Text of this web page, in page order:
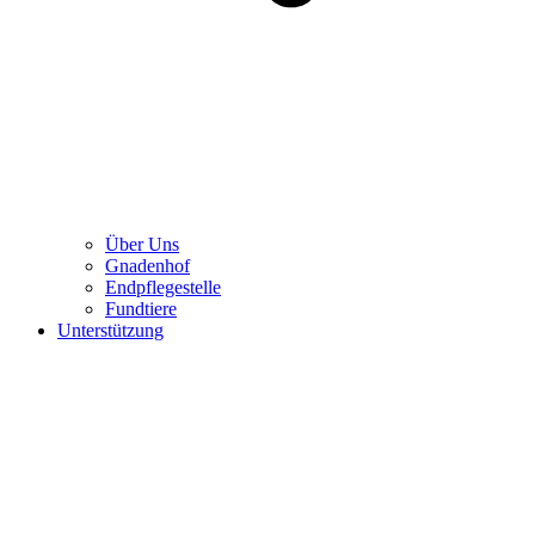
Über Uns
Gnadenhof
Endpflegestelle
Fundtiere
Unterstützung